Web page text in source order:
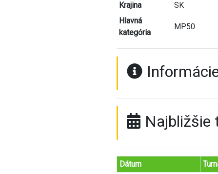
Krajina
SK
Hlavná
kategória
MP50
Najbližšie
Dátum